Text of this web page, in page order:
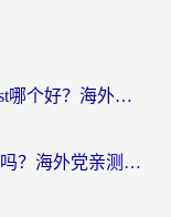
雷神手游和sixfast哪个好？海外党亲测3款回国加速器，教你选对不踩坑
穿梭和快喵好用吗？海外党亲测：小众加速器对比+番茄加速器深度体验